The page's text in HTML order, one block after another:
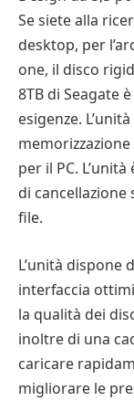
Se siete alla
desktop, per
one, il disco
8TB di Seagate
esigenze.
per il PC.
di
file.
L’unità dispone
interfaccia
la qualità dei
inoltre di una
caricare
migliorare le